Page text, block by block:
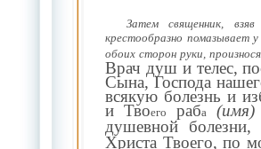
Затем священник,
крестообразно помазывает
обоих сторон руки,
Врач душ и телес,
Сына, Господа
всякую болезнь и
и Твоего раба (имя)
душевной
Христа Твоего, по